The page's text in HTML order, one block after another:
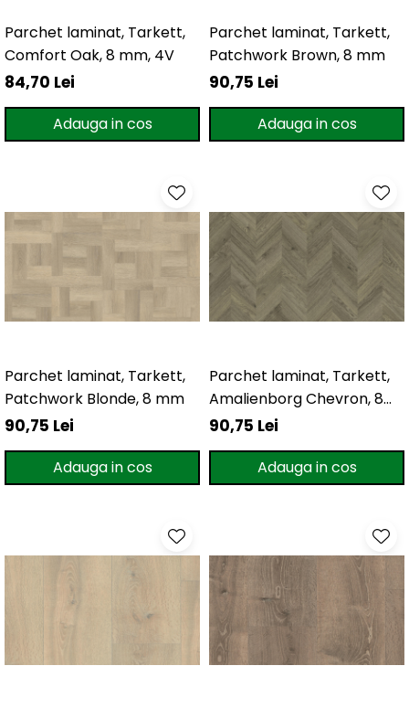
Parchet laminat, Tarkett,
Comfort Oak, 8 mm, 4V
84,70 Lei
Adauga in cos
Parchet laminat, Tarkett,
Patchwork Brown, 8 mm
90,75 Lei
Adauga in cos
Parchet laminat, Tarkett,
Patchwork Blonde, 8 mm
90,75 Lei
Adauga in cos
Parchet laminat, Tarkett,
Amalienborg Chevron, 8
mm
90,75 Lei
Adauga in cos